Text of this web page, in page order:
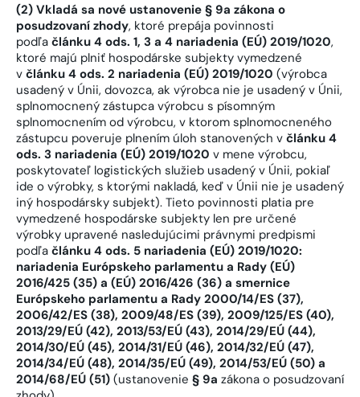
(2) Vkladá sa nové ustanovenie § 9a zákona o
posudzovaní zhody, ktoré prepája povinnosti
podľa článku 4 ods. 1, 3 a 4 nariadenia (EÚ) 2019/1020,
ktoré majú plniť hospodárske subjekty vymedzené
v článku 4 ods. 2 nariadenia (EÚ) 2019/1020 (výrobca
usadený v Únii, dovozca, ak výrobca nie je usadený v Únii,
splnomocnený zástupca výrobcu s písomným
splnomocnením od výrobcu, v ktorom splnomocneného
zástupcu poveruje plnením úloh stanovených v článku 4
ods. 3 nariadenia (EÚ) 2019/1020 v mene výrobcu,
poskytovateľ logistických služieb usadený v Únii, pokiaľ
ide o výrobky, s ktorými nakladá, keď v Únii nie je usadený
iný hospodársky subjekt). Tieto povinnosti platia pre
vymedzené hospodárske subjekty len pre určené
výrobky upravené nasledujúcimi právnymi predpismi
podľa článku 4 ods. 5 nariadenia (EÚ) 2019/1020:
nariadenia Európskeho parlamentu a Rady (EÚ)
2016/425 (35) a (EÚ) 2016/426 (36) a smernice
Európskeho parlamentu a Rady 2000/14/ES (37),
2006/42/ES (38), 2009/48/ES (39), 2009/125/ES (40),
2013/29/EÚ (42), 2013/53/EÚ (43), 2014/29/EÚ (44),
2014/30/EÚ (45), 2014/31/EÚ (46), 2014/32/EÚ (47),
2014/34/EÚ (48), 2014/35/EÚ (49), 2014/53/EÚ (50) a
2014/68/EÚ (51) (ustanovenie § 9a zákona o posudzovaní